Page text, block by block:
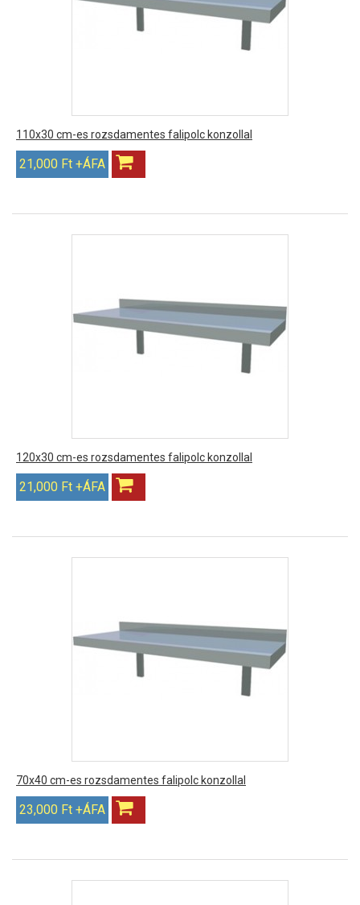
110x30 cm-es rozsdamentes falipolc konzollal
21,000 Ft +ÁFA
120x30 cm-es rozsdamentes falipolc konzollal
21,000 Ft +ÁFA
70x40 cm-es rozsdamentes falipolc konzollal
23,000 Ft +ÁFA